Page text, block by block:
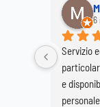
6
Servizio
e